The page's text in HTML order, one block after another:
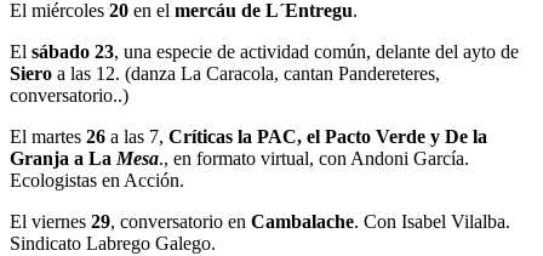
El miércoles 20 en el mercáu de L´Entregu.
El sábado 23, una especie de actividad común, delante del ayto de
Siero a las 12. (danza La Caracola, cantan Pandereteres,
conversatorio..)
El martes 26 a las 7, Críticas la PAC, el Pacto Verde y De la
Granja a La Mesa., en formato virtual, con Andoni García.
Ecologistas en Acción.
El viernes 29, conversatorio en Cambalache. Con Isabel Vilalba.
Sindicato Labrego Galego.